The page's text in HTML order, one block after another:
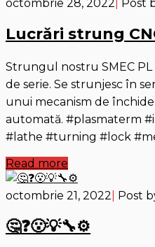
octombrie 28, 2022 Post
Lucrări strung
Strungul nostru SMEC
de serie. Se strunjesc în
unui mecanism de
automată. #plasmaterm
#lathe #turning #lock
Read more
octombrie 21, 2022 Post
🤔❓😮💡🔧⚙️